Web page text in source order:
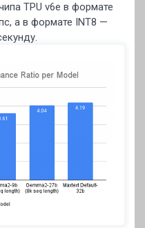
TPU v6e в формате
а в формате INT8 —